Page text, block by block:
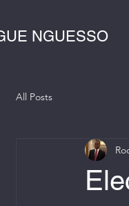
NGUESSO
All Posts